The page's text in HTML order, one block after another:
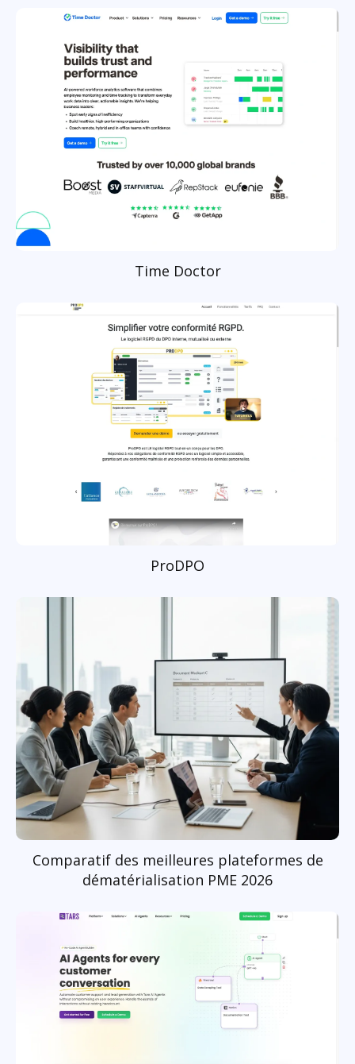
Time Doctor
ProDPO
Comparatif des meilleures plateformes de
dématérialisation PME 2026